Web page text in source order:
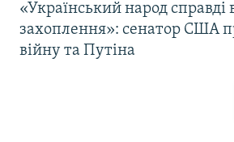
«Український народ справді
захоплення»: сенатор США
війну та Путіна